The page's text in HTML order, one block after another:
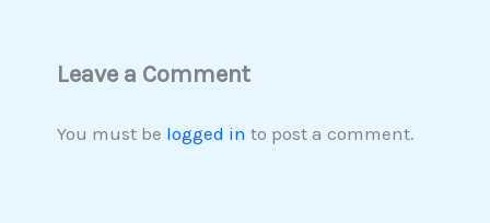
Leave a Comment
You must be logged in to post a comment.